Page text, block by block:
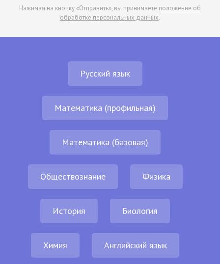
Нажимая на кнопку «Отправить», вы принимаете положение об
обработке персональных данных.
Русский язык
Математика (профильная)
Математика (базовая)
Обществознание Физика
История Биология
Химия Английский язык